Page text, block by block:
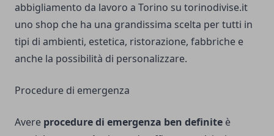
abbigliamento da lavoro a Torino su torinodivise.it
uno shop che ha una grandissima scelta per tutti in
tipi di ambienti, estetica, ristorazione, fabbriche e
anche la possibilità di personalizzare.
Procedure di emergenza
Avere procedure di emergenza ben definite è